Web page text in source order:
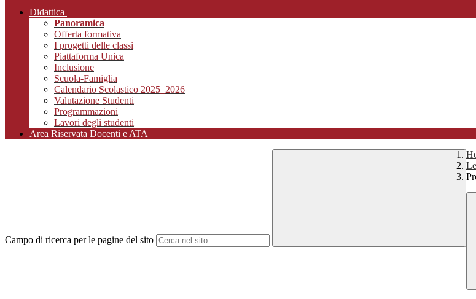
Didattica
Panoramica
Offerta formativa
I progetti delle classi
Piattaforma Unica
Inclusione
Scuola-Famiglia
Calendario Scolastico 2025_2026
Valutazione Studenti
Programmazioni
Lavori degli studenti
Area Riservata Docenti e ATA
Campo di ricerca per le pagine del sito